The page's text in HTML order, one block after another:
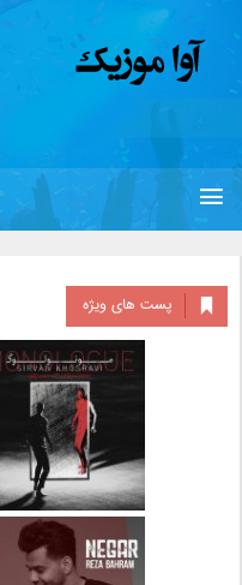
پست های ویژه
دانلود آلبوم جدید سیروان
خسروی بنام مونولوگ